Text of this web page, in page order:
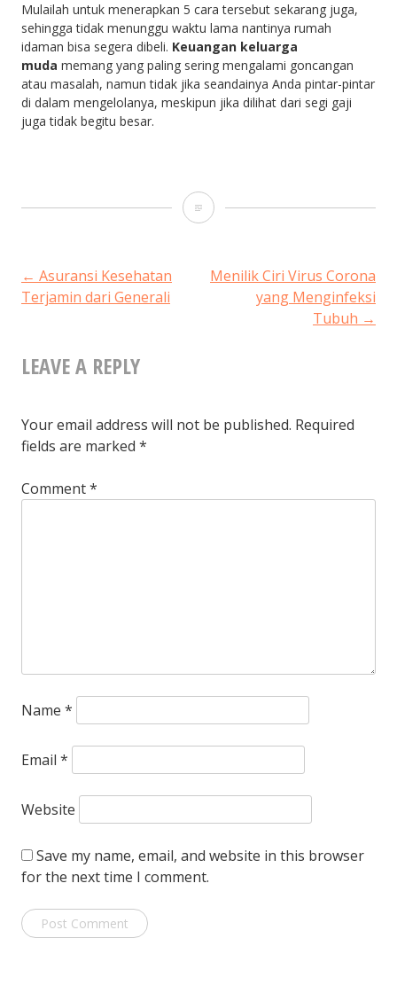
Mulailah untuk menerapkan 5 cara tersebut sekarang juga,
sehingga tidak menunggu waktu lama nantinya rumah
idaman bisa segera dibeli. Keuangan keluarga
muda memang yang paling sering mengalami goncangan
atau masalah, namun tidak jika seandainya Anda pintar-pintar
di dalam mengelolanya, meskipun jika dilihat dari segi gaji
juga tidak begitu besar.
Strategi
Keuangan
Keluarga
Membeli
POST
← Asuransi Kesehatan
Terjamin dari Generali
Menilik Ciri Virus Corona
yang Menginfeksi
Tubuh →
LEAVE A REPLY
Your email address will not be published. Required
fields are marked *
Comment*
Name *
Email *
Website
Save my name, email, and website in this browser
for the next time I comment.